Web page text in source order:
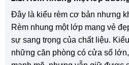
Đây là kiểu rèm cơ bản nhưng
Rèm nhung một lớp mang vẻ
sự sang trọng của chất liệu.
những căn phòng có cửa sổ